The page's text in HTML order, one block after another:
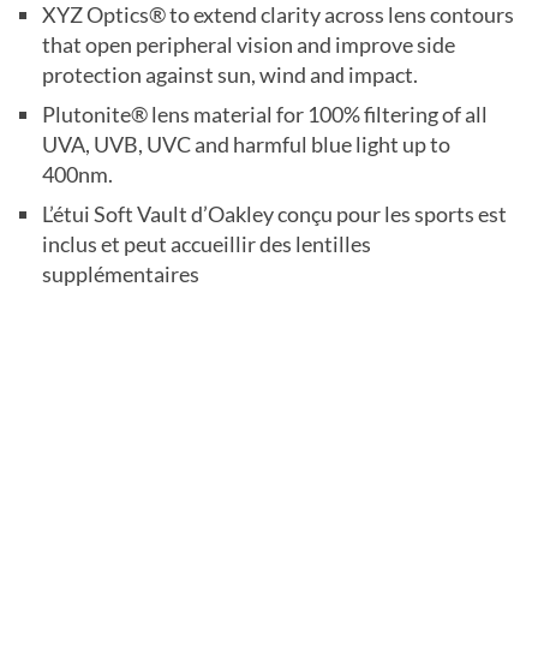
XYZOptics® to extend clarity across lens contours
that open peripheral vision and improve side
protection against sun, wind and impact.
Plutonite® lens material for 100% filtering of all
UVA, UVB, UVCand harmful blue light up to
400nm.
L’étui Soft Vault d’Oakley conçu pour les sports est
inclus et peut accueillir des lentilles
supplémentaires